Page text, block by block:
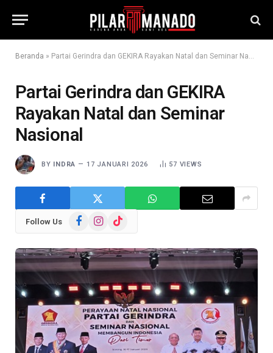
Beranda » Partai Gerindra dan GEKIRA Rayakan Natal dan Seminar Nasional
Partai Gerindra dan GEKIRA
Rayakan Natal dan Seminar
Nasional
BY INDRA 17 JANUARI 2026 57 VIEWS
Follow Us FacebookInstagram
TikTok